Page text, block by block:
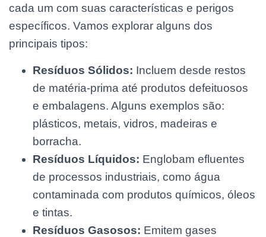
cada um com suas características e perigos
específicos. Vamos explorar alguns dos
principais tipos:
Resíduos Sólidos: Incluem desde restos
de matéria-prima até produtos defeituosos
e embalagens. Alguns exemplos são:
plásticos, metais, vidros, madeiras e
borracha.
Resíduos Líquidos: Englobam efluentes
de processos industriais, como água
contaminada com produtos químicos, óleos
e tintas.
Resíduos Gasosos: Emitem gases